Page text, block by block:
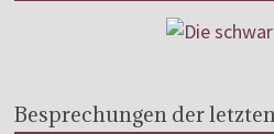
Besprechungen der